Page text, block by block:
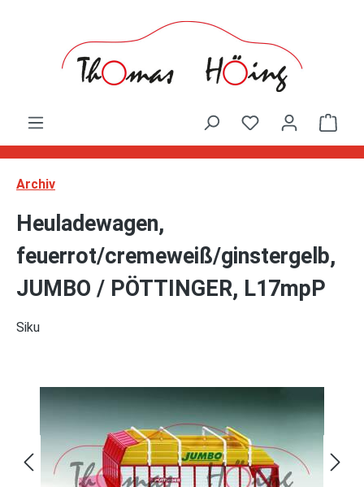
Archiv
Heuladewagen,
feuerrot/cremeweiß/ginstergelb,
JUMBO / PÖTTINGER, L17mpP
Siku